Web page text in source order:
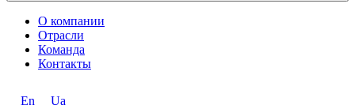
О компании
Отрасли
Команда
Контакты
En Ua